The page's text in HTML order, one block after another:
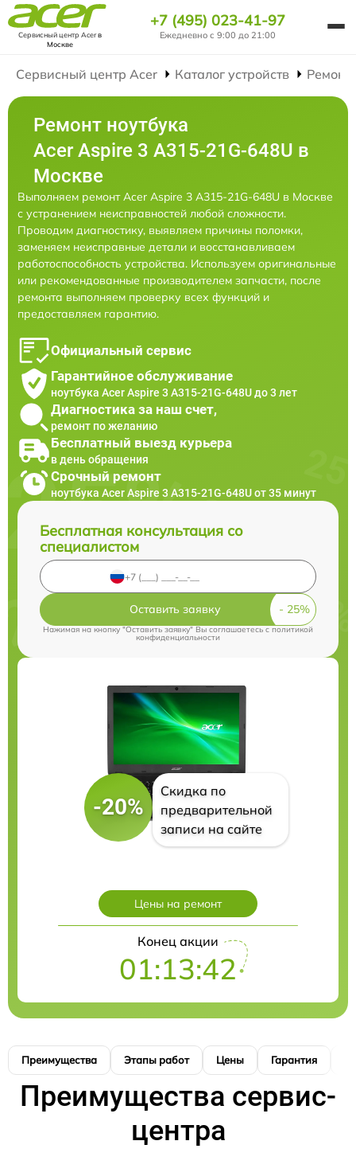
Сервисный центр Acerв
Москве
+7 (495) 023-41-97
Ежедневно с 9:00 до 21:00
Сервисный центр Acer Каталог устройств Ремонт
Ремонт ноутбука
Acer Aspire 3 A315-21G-648U в
Москве
Выполняем ремонт Acer Aspire 3 A315-21G-648U в Москве
с устранением неисправностей любой сложности.
Проводим диагностику, выявляем причины поломки,
заменяем неисправные детали и восстанавливаем
работоспособность устройства. Используем оригинальные
или рекомендованные производителем запчасти, после
ремонта выполняем проверку всех функций и
предоставляем гарантию.
Официальный сервис
Гарантийное обслуживание
ноутбука Acer Aspire 3 A315-21G-648U до 3 лет
Диагностика за наш счет,
ремонт по желанию
Бесплатный выезд курьера
в день обращения
Срочный ремонт
ноутбука Acer Aspire 3 A315-21G-648U от 35 минут
Бесплатная консультация со
специалистом
Оставить заявку
Нажимая на кнопку "Оставить заявку" Вы соглашаетесь cполитикой
конфиденциальности
-20%
Скидка по
предварительной
записи на сайте
Цены на ремонт
Конец акции
01:13:41
Преимущества Этапы работ Цены Гарантия
Преимущества сервис-
центра